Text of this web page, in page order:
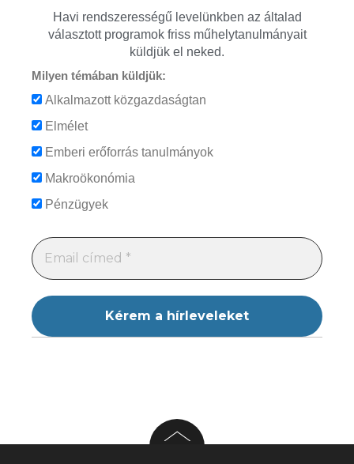
Havi rendszerességű levelünkben az általad
választott programok friss műhelytanulmányait
küldjük el neked.
Milyen témában küldjük:
Alkalmazott közgazdaságtan
Elmélet
Emberi erőforrás tanulmányok
Makroökonómia
Pénzügyek